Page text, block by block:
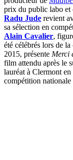
prix du public labo et
Radu Jude revient
sa sélection en
Alain Cavalier,
été célébrés lors de
2015, présente Merci
film attendu après le
lauréat à Clermont
compétition nationale